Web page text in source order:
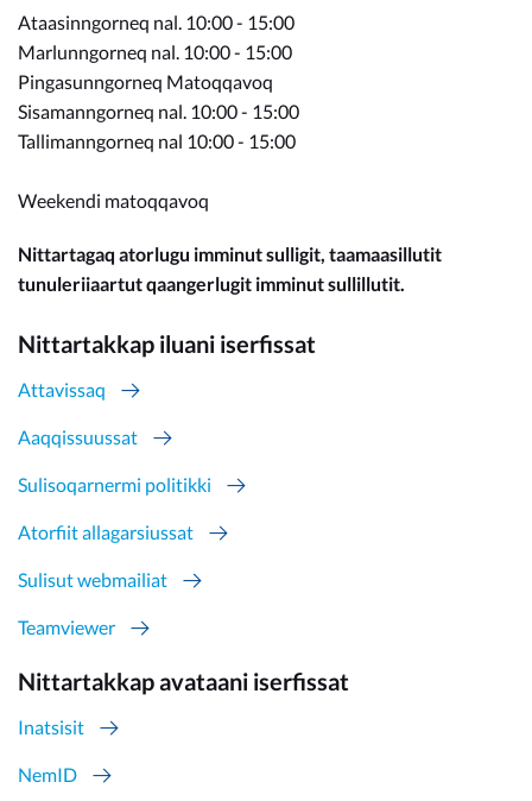
Ataasinngorneq nal. 10:00 - 15:00
Marlunngorneq nal. 10:00 - 15:00
Pingasunngorneq Matoqqavoq
Sisamanngorneq nal. 10:00 - 15:00
Tallimanngorneq nal 10:00 - 15:00
Weekendi matoqqavoq
Nittartagaq atorlugu imminut sulligit, taamaasillutit
tunuleriiaartut qaangerlugit imminut sullillutit.
Nittartakkap iluani iserfissat
Attavissaq
Aaqqissuussat
Sulisoqarnermi politikki
Atorfiit allagarsiussat
Sulisut webmailiat
Teamviewer
Nittartakkap avataani iserfissat
Inatsisit
NemID